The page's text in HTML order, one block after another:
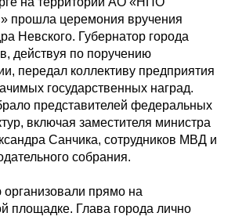
прошла церемония вручения
Невского. Губернатор города
действуя по поручению
передал коллективу предприятия
государственных наград.
представителей федеральных
включая заместителя министра
Санчика, сотрудников МВД и
собрания.
прямо на
площадке. Глава города лично